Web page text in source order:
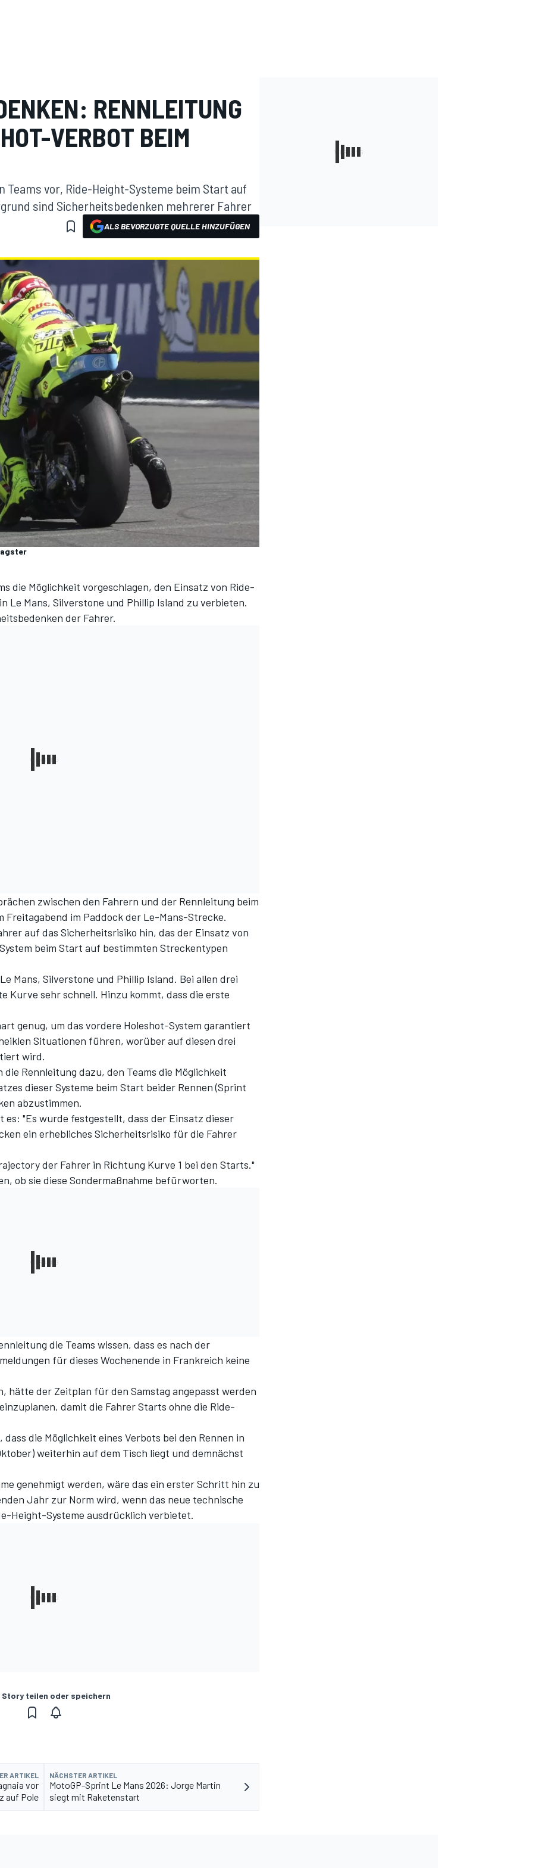
RENNLEITUNG
VERBOT BEIM
Teams vor, Ride-Height-Systeme beim Start auf
sind Sicherheitsbedenken mehrerer Fahrer
ALS BEVORZUGTE QUELLE HINZUFÜGEN
die Möglichkeit vorgeschlagen, den Einsatz von Ride-
Le Mans, Silverstone und Phillip Island zu verbieten.
der Fahrer.
zwischen den Fahrern und der Rennleitung beim
Freitagabend im Paddock der Le-Mans-Strecke.
auf das Sicherheitsrisiko hin, das der Einsatz von
beim Start auf bestimmten Streckentypen
Mans, Silverstone und Phillip Island. Bei allen drei
Kurve sehr schnell. Hinzu kommt, dass die erste
genug, um das vordere Holeshot-System garantiert
Situationen führen, worüber auf diesen drei
wird.
Rennleitung dazu, den Teams die Möglichkeit
dieser Systeme beim Start beider Rennen (Sprint
abzustimmen.
es: "Es wurde festgestellt, dass der Einsatz dieser
ein erhebliches Sicherheitsrisiko für die Fahrer
der Fahrer in Richtung Kurve 1 bei den Starts."
ob sie diese Sondermaßnahme befürworten.
die Teams wissen, dass es nach der
für dieses Wochenende in Frankreich keine
hätte der Zeitplan für den Samstag angepasst werden
damit die Fahrer Starts ohne die Ride-
die Möglichkeit eines Verbots bei den Rennen in
weiterhin auf dem Tisch liegt und demnächst
genehmigt werden, wäre das ein erster Schritt hin zu
Jahr zur Norm wird, wenn das neue technische
Height-Systeme ausdrücklich verbietet.
Story teilen oder speichern
ARTIKEL
vor
auf Pole
NÄCHSTER ARTIKEL
MotoGP-Sprint Le Mans 2026: Jorge Martin
siegt mit Raketenstart